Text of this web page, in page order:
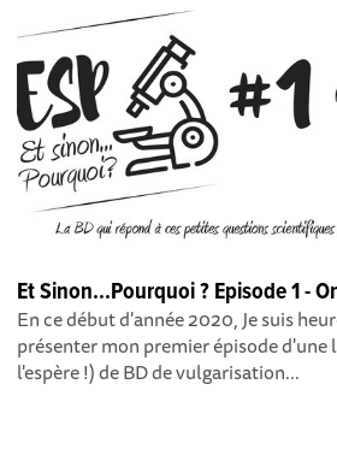
Et Sinon...Pourquoi ? Episode 1 -
En ce début d'année 2020, Je suis
présenter mon premier épisode d'une
l'espère !) de BD de vulgarisation...